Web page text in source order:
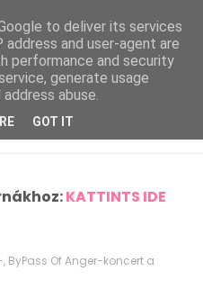
KATTINTS IDE
ByPass Of Anger-koncert a
to deliver its services
and user-agent are
performance and security
generate usage
abuse.
GOT IT